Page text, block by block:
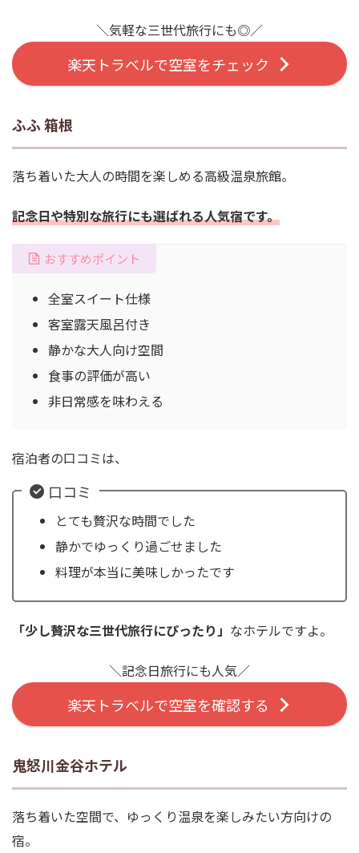
＼気軽な三世代旅行にも◎／
楽天トラベルで空室をチェック
ふふ 箱根
落ち着いた大人の時間を楽しめる高級温泉旅館。
記念日や特別な旅行にも選ばれる人気宿です。
おすすめポイント
全室スイート仕様
客室露天風呂付き
静かな大人向け空間
食事の評価が高い
非日常感を味わえる
宿泊者の口コミは、
口コミ
とても贅沢な時間でした
静かでゆっくり過ごせました
料理が本当に美味しかったです
「少し贅沢な三世代旅行にぴったり」 なホテルですよ。
＼記念日旅行にも人気／
楽天トラベルで空室を確認する
鬼怒川金谷ホテル
落ち着いた空間で、ゆっくり温泉を楽しみたい方向けの
宿。